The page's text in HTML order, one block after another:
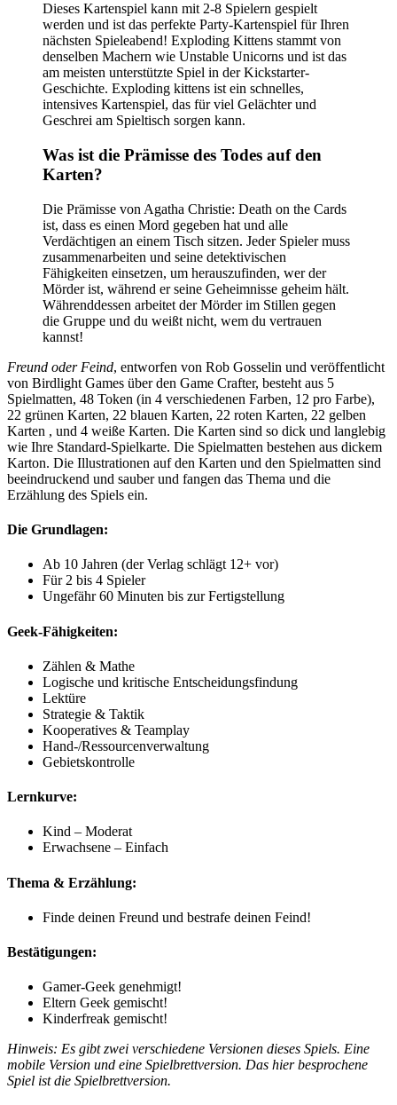
Dieses Kartenspiel kann mit 2-8 Spielern gespielt
werden und ist das perfekte Party-Kartenspiel für Ihren
nächsten Spieleabend! Exploding Kittens stammt von
denselben Machern wie Unstable Unicorns und ist das
am meisten unterstützte Spiel in der Kickstarter-
Geschichte. Exploding kittens ist ein schnelles,
intensives Kartenspiel, das für viel Gelächter und
Geschrei am Spieltisch sorgen kann.
Was ist die Prämisse des Todes auf den
Karten?
Die Prämisse von Agatha Christie: Death on the Cards
ist, dass es einen Mord gegeben hat und alle
Verdächtigen an einem Tisch sitzen. Jeder Spieler muss
zusammenarbeiten und seine detektivischen
Fähigkeiten einsetzen, um herauszufinden, wer der
Mörder ist, während er seine Geheimnisse geheim hält.
Währenddessen arbeitet der Mörder im Stillen gegen
die Gruppe und du weißt nicht, wem du vertrauen
kannst!
Freund oder Feind, entworfen von Rob Gosselin und veröffentlicht
von Birdlight Games über den Game Crafter, besteht aus 5
Spielmatten, 48 Token (in 4 verschiedenen Farben, 12 pro Farbe),
22 grünen Karten, 22 blauen Karten, 22 roten Karten, 22 gelben
Karten , und 4 weiße Karten. Die Karten sind so dick und langlebig
wie Ihre Standard-Spielkarte. Die Spielmatten bestehen aus dickem
Karton. Die Illustrationen auf den Karten und den Spielmatten sind
beeindruckend und sauber und fangen das Thema und die
Erzählung des Spiels ein.
Die Grundlagen:
Ab 10 Jahren (der Verlag schlägt 12+ vor)
Für 2 bis 4 Spieler
Ungefähr 60 Minuten bis zur Fertigstellung
Geek-Fähigkeiten:
Zählen & Mathe
Logische und kritische Entscheidungsfindung
Lektüre
Strategie & Taktik
Kooperatives & Teamplay
Hand-/Ressourcenverwaltung
Gebietskontrolle
Lernkurve:
Kind – Moderat
Erwachsene – Einfach
Thema & Erzählung:
Finde deinen Freund und bestrafe deinen Feind!
Bestätigungen:
Gamer-Geek genehmigt!
Eltern Geek gemischt!
Kinderfreak gemischt!
Hinweis: Es gibt zwei verschiedene Versionen dieses Spiels. Eine
mobile Version und eine Spielbrettversion. Das hier besprochene
Spiel ist die Spielbrettversion.